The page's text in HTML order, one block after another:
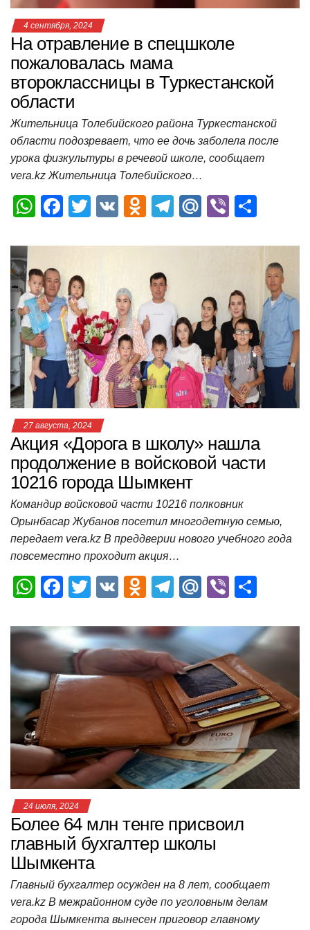
4 сентября, 2024
На отравление в спецшколе
пожаловалась мама
второклассницы в Туркестанской
области
Жительница Толебийского района Туркестанской
области подозревает, что ее дочь заболела после
урока физкультуры в речевой школе, сообщает
vera.kz Жительница Толебийского…
W
at
s
A
p
p
F
c
e
b
o
o
k
T
tt
V
O
n
o
kl
a
ss
ni
ki
T
e
m
M
.R
Vi
er п
р
а
в
и
т
ь
27 августа, 2024
Акция «Дорога в школу» нашла
продолжение в войсковой части
10216 города Шымкент
Командир войсковой части 10216 полковник
Орынбасар Жубанов посетил многодетную семью,
передает vera.kz В преддверии нового учебного года
повсеместно проходит акция…
W
at
s
A
p
p
F
c
e
b
o
o
k
T
tt
er
V
O
n
o
kl
a
ss
ni
ki
T
e
gr
a
m
M
.R
u
Vi
er п
р
а
в
и
т
ь
24 июля, 2024
Более 64 млн тенге присвоил
главный бухгалтер школы
Шымкента
Главный бухгалтер осужден на 8 лет, сообщает
vera.kz В межрайонном суде по уголовным делам
города Шымкента вынесен приговор главному